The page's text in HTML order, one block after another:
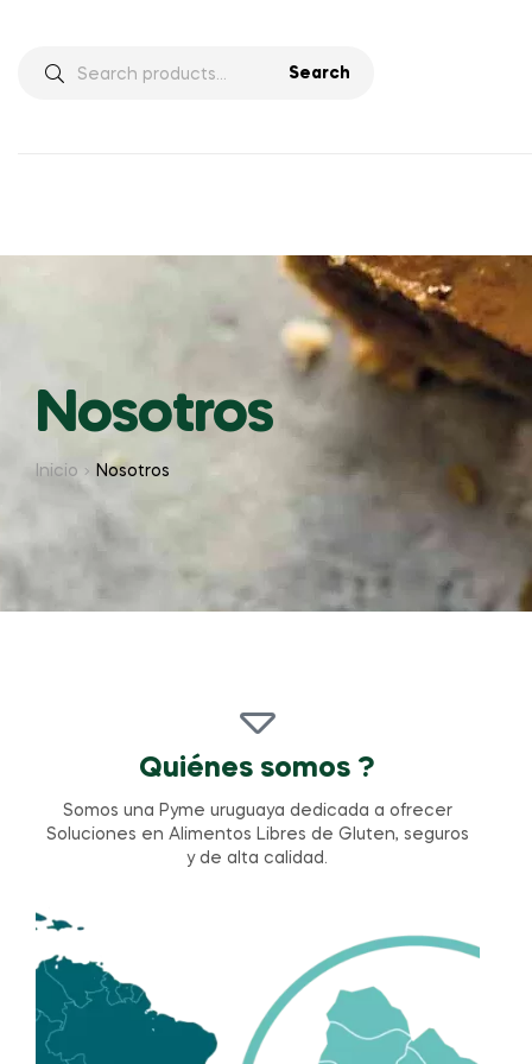
Search
Nosotros
Inicio Nosotros
Quiénes somos ?
Somos una Pyme uruguaya dedicada a ofrecer
Soluciones en Alimentos Libres de Gluten, seguros
y de alta calidad.